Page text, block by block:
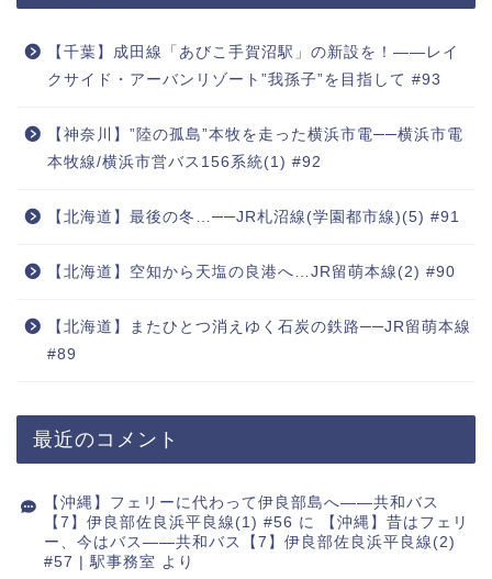
【千葉】成田線「あびこ手賀沼駅」の新設を！――レイ
クサイド・アーバンリゾート”我孫子”を目指して #93
【神奈川】”陸の孤島”本牧を走った横浜市電──横浜市電
本牧線/横浜市営バス156系統(1) #92
【北海道】最後の冬…──JR札沼線(学園都市線)(5) #91
【北海道】空知から天塩の良港へ…JR留萌本線(2) #90
【北海道】またひとつ消えゆく石炭の鉄路──JR留萌本線
#89
最近のコメント
【沖縄】フェリーに代わって伊良部島へ――共和バス
【7】伊良部佐良浜平良線(1) #56 に
【沖縄】昔はフェリ
ー、今はバス――共和バス【7】伊良部佐良浜平良線(2)
#57 | 駅事務室 より